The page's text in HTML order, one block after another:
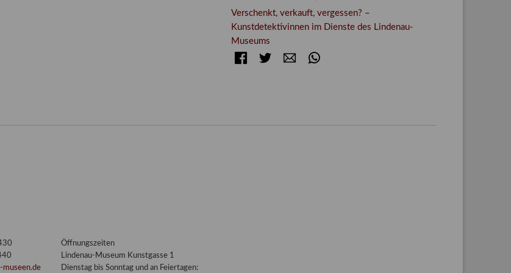
Verschenkt, verkauft, vergessen? –
Kunstdetektivinnen im Dienste des Lindenau-
Museums
FacebookTwitter E-mail
museen.de
Öffnungszeiten
Lindenau-Museum Kunstgasse 1
Dienstag bis Sonntag und an Feiertagen: